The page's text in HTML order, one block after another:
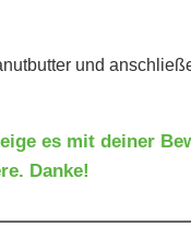
und
es mit deiner
Danke!